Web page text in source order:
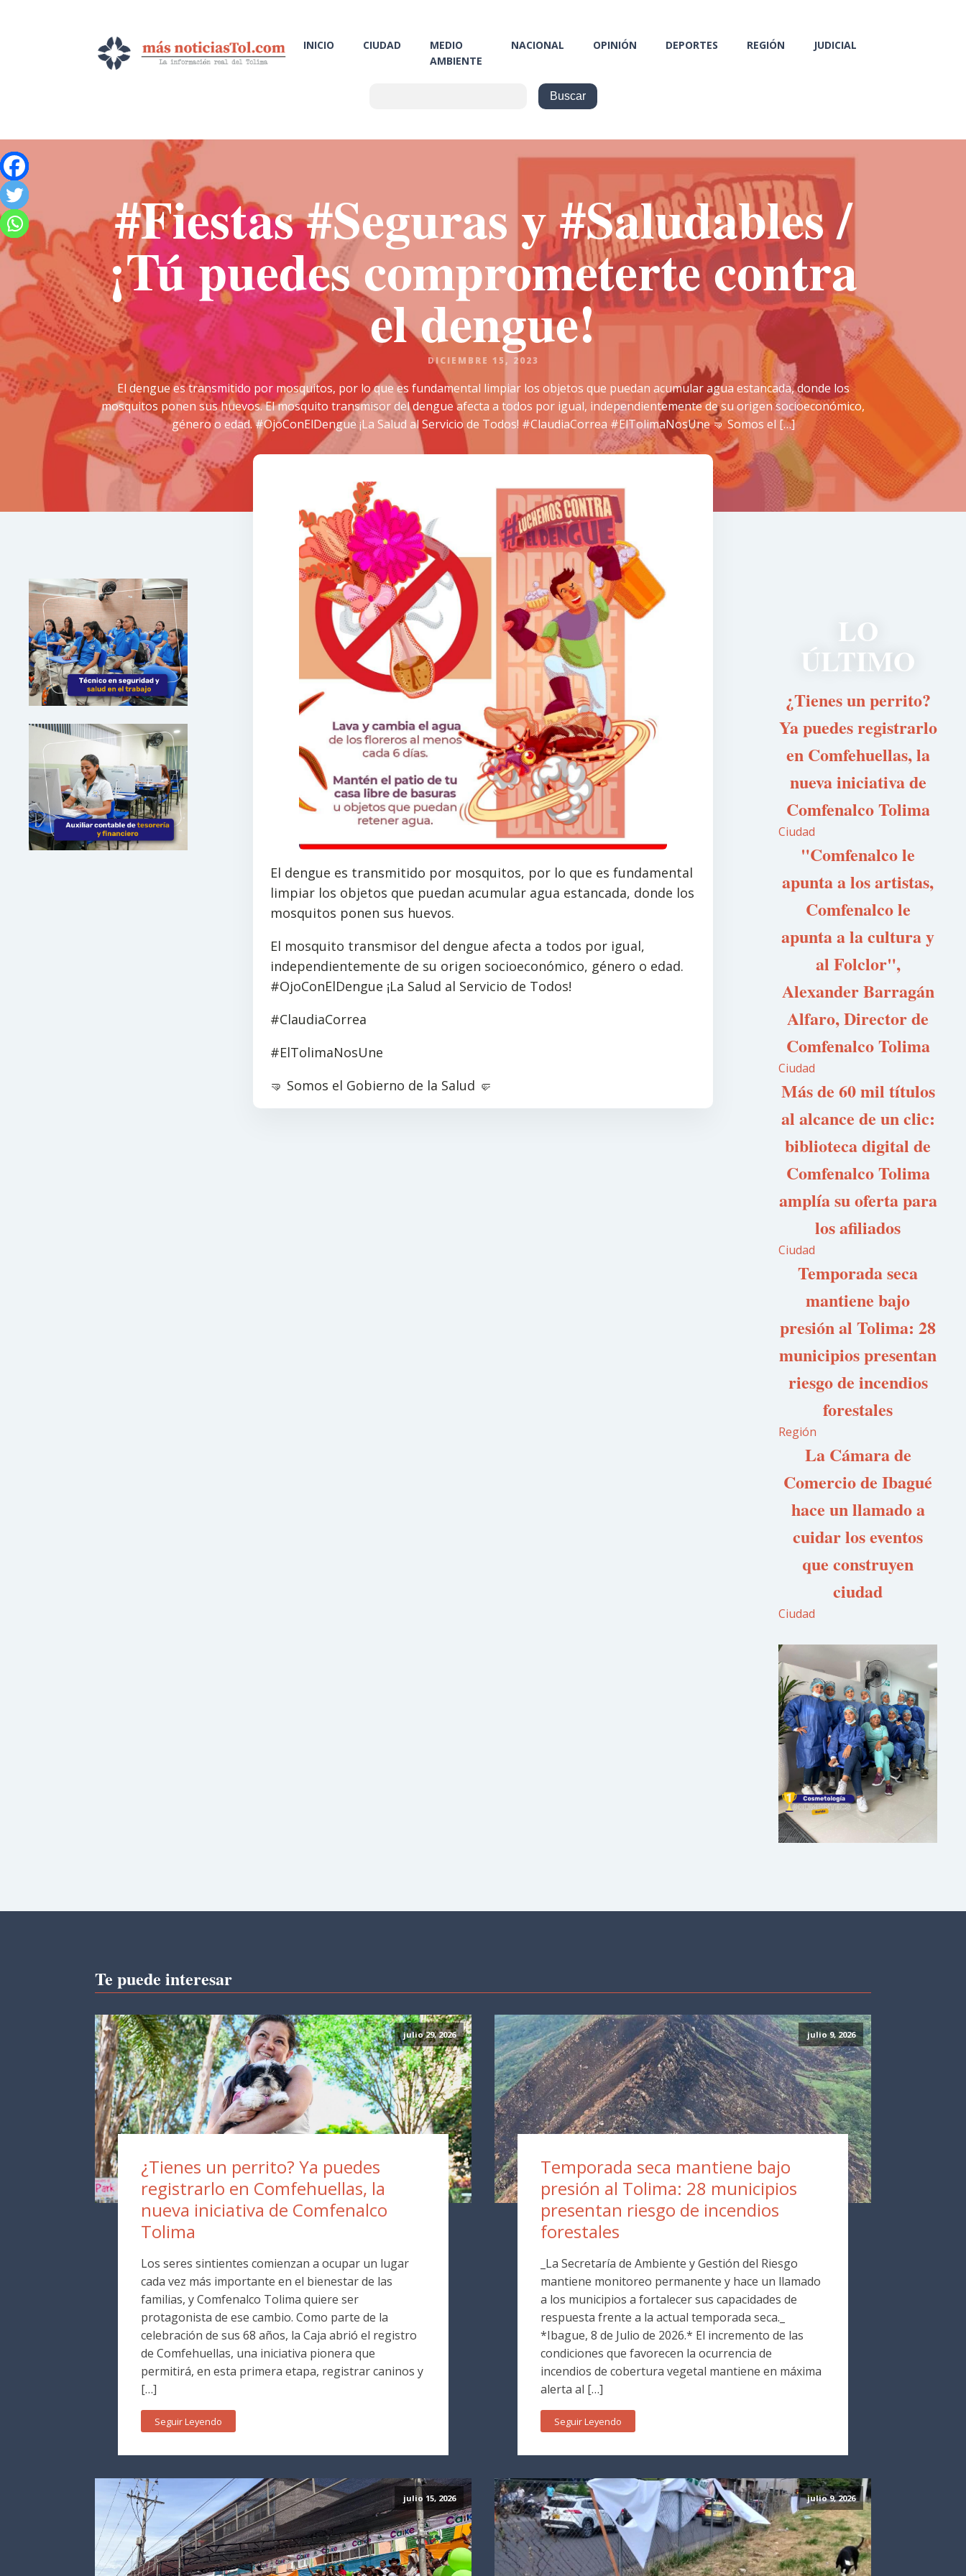
INICIO CIUDAD
MEDIO
AMBIENTE
NACIONAL OPINIÓN DEPORTES REGIÓN JUDICIAL
#Fiestas #Seguras y #Saludables /
¡Tú puedes comprometerte contra
el dengue!
DICIEMBRE 15, 2023
El dengue es transmitido por mosquitos, por lo que es fundamental limpiar los objetos que puedan acumular agua estancada, donde los
mosquitos ponen sus huevos. El mosquito transmisor del dengue afecta a todos por igual, independientemente de su origen socioeconómico,
género o edad. #OjoConElDengue ¡La Salud al Servicio de Todos! #ClaudiaCorrea #ElTolimaNosUne 🤜 Somos el […]
El dengue es transmitido por mosquitos, por lo que es fundamental
limpiar los objetos que puedan acumular agua estancada, donde los
mosquitos ponen sus huevos.
El mosquito transmisor del dengue afecta a todos por igual,
independientemente de su origen socioeconómico, género o edad.
#OjoConElDengue ¡La Salud al Servicio de Todos!
#ClaudiaCorrea
#ElTolimaNosUne
🤜 Somos el Gobierno de la Salud 🤛
LO
ÚLTIMO
¿Tienes un perrito?
Ya puedes registrarlo
en Comfehuellas, la
nueva iniciativa de
Comfenalco Tolima
Ciudad
"Comfenalco le
apunta a los artistas,
Comfenalco le
apunta a la cultura y
al Folclor",
Alexander Barragán
Alfaro, Director de
Comfenalco Tolima
Ciudad
Más de 60 mil títulos
al alcance de un clic:
biblioteca digital de
Comfenalco Tolima
amplía su oferta para
los afiliados
Ciudad
Temporada seca
mantiene bajo
presión al Tolima: 28
municipios presentan
riesgo de incendios
forestales
Región
La Cámara de
Comercio de Ibagué
hace un llamado a
cuidar los eventos
que construyen
ciudad
Ciudad
Te puede interesar
julio 29, 2026
¿Tienes un perrito? Ya puedes
registrarlo en Comfehuellas, la
nueva iniciativa de Comfenalco
Tolima
Los seres sintientes comienzan a ocupar un lugar
cada vez más importante en el bienestar de las
familias, y Comfenalco Tolima quiere ser
protagonista de ese cambio. Como parte de la
celebración de sus 68 años, la Caja abrió el registro
de Comfehuellas, una iniciativa pionera que
permitirá, en esta primera etapa, registrar caninos y
[…]
Seguir Leyendo
julio 15, 2026
julio 9, 2026
Temporada seca mantiene bajo
presión al Tolima: 28 municipios
presentan riesgo de incendios
forestales
_La Secretaría de Ambiente y Gestión del Riesgo
mantiene monitoreo permanente y hace un llamado
a los municipios a fortalecer sus capacidades de
respuesta frente a la actual temporada seca._
*Ibague, 8 de Julio de 2026.* El incremento de las
condiciones que favorecen la ocurrencia de
incendios de cobertura vegetal mantiene en máxima
alerta al […]
Seguir Leyendo
julio 9, 2026